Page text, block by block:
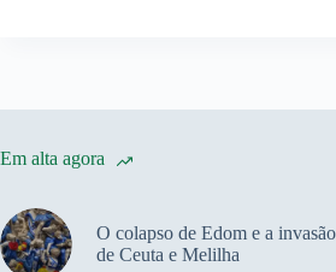
Em alta agora
O colapso de Edom e a invasão
de Ceuta e Melilha